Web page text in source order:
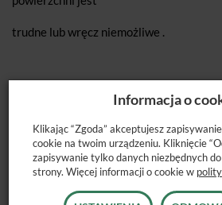
trudne lub wręcz niemożliwe .
Osłonka ustnika pantomografu (
Dostępne opakowanie: 300szt.
Informacja o
Klikając “Zgoda” akceptujesz
cookie na twoim urządzeniu. Kliknięcie
zapisywanie tylko danych niezbędnych
strony. Więcej informacji o cookie w